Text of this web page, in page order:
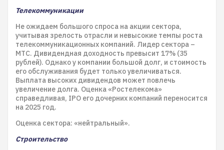
Телекоммуникации
Не ожидаем большого спроса на акции сектора,
учитывая зрелость отрасли и невысокие темпы роста
телекоммуникационных компаний. Лидер сектора –
МТС. Дивидендная доходность превысит 17% (35
рублей). Однако у компании большой долг, и стоимость
его обслуживания будет только увеличиваться.
Выплата высоких дивидендов может повлечь
увеличение долга. Оценка «Ростелекома»
справедливая, IPO его дочерних компаний переносится
на 2025 год.
Оценка сектора: «нейтральный».
Строительство